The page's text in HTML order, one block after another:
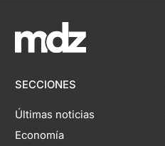
SECCIONES
Últimas noticias
Economía